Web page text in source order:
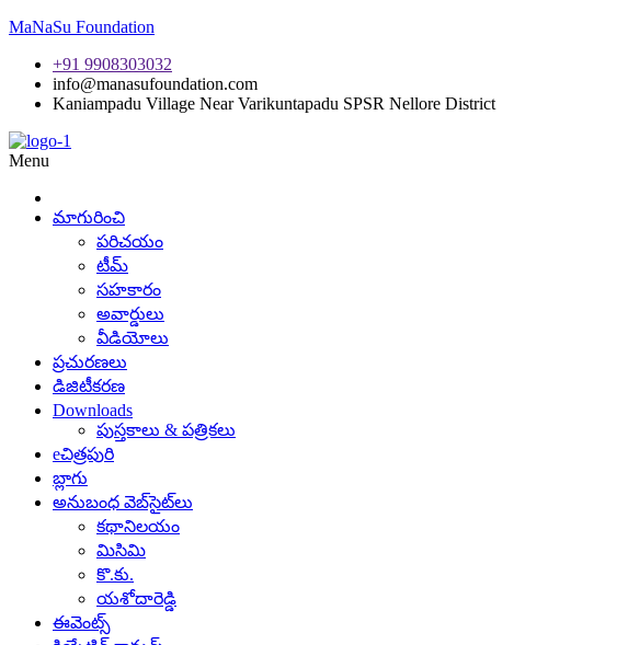
MaNaSu Foundation
+91 9908303032
info@manasufoundation.com
Kaniampadu Village Near Varikuntapadu SPSR Nellore District
Menu
మాగురించి
పరిచయం
టీమ్
సహకారం
అవార్డులు
వీడియోలు
ప్రచురణలు
డిజిటీకరణ
Downloads
పుస్తకాలు & పత్రికలు
eచిత్రపురి
బ్లాగు
అనుబంధ వెబ్‌సైట్‌లు
కథానిలయం
మిసిమి
కొ.కు.
యశోదారెడ్డి
ఈవెంట్స్